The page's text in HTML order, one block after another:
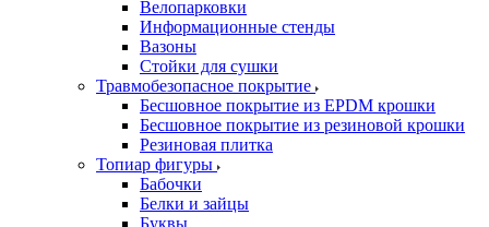
Велопарковки
Информационные стенды
Вазоны
Стойки для сушки
Травмобезопасное покрытие
Бесшовное покрытие из EPDM крошки
Бесшовное покрытие из резиновой крошки
Резиновая плитка
Топиар фигуры
Бабочки
Белки и зайцы
Буквы